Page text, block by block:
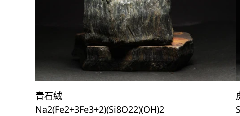
青石絨
Na2(Fe2+3Fe3+2)(Si8O22)(OH)2